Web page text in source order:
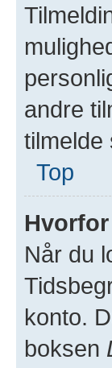
andre
tilmelde
Top
Når du
konto.
boksen